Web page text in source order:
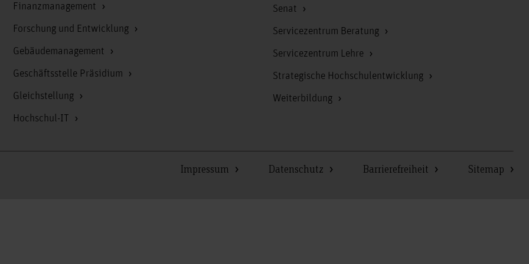
Finanzmanagement
Forschung und Entwicklung
Gebäudemanagement
Geschäftsstelle Präsidium
Gleichstellung
Hochschul-IT
Senat
Servicezentrum Beratung
Servicezentrum Lehre
Strategische Hochschulentwicklung
Weiterbildung
Impressum Datenschutz Barrierefreiheit Sitemap